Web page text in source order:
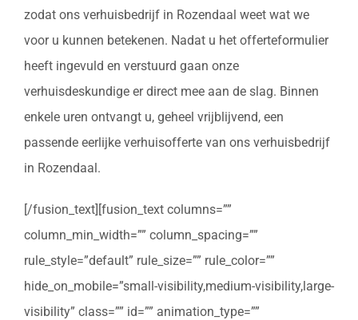
zodat ons verhuisbedrijf in Rozendaal weet wat we
voor u kunnen betekenen. Nadat u het offerteformulier
heeft ingevuld en verstuurd gaan onze
verhuisdeskundige er direct mee aan de slag. Binnen
enkele uren ontvangt u, geheel vrijblijvend, een
passende eerlijke verhuisofferte van ons verhuisbedrijf
in Rozendaal.
[/fusion_text][fusion_text columns=””
column_min_width=”” column_spacing=””
rule_style=”default” rule_size=”” rule_color=””
hide_on_mobile=”small-visibility,medium-visibility,large-
visibility” class=”” id=”” animation_type=””